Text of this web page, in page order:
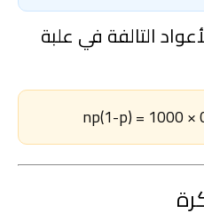
التالفة في علبة